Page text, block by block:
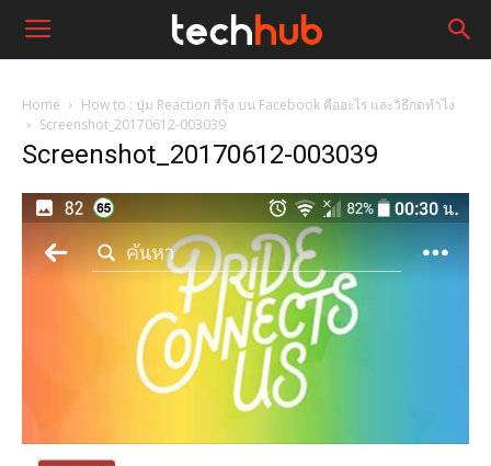
Home
How to : ปุ่ม Reaction สีรุ้ง บน Facebook คืออะไร และวิธีกดทำไง
Screenshot_20170612-003039
Screenshot_20170612-003039